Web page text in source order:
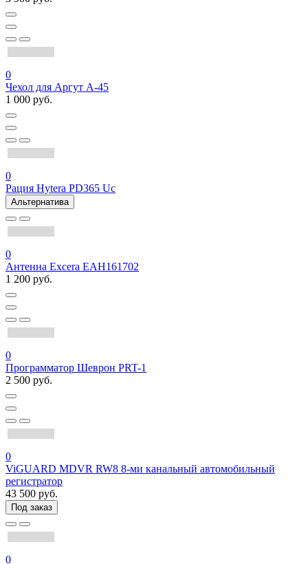
0
Чехол для Аргут А-45
1 000 руб.
0
Рация Hytera PD365 Uc
Альтернатива
0
Антенна Excera EAH161702
1 200 руб.
0
Программатор Шеврон PRT-1
2 500 руб.
0
ViGUARD MDVR RW8 8-ми канальный автомобильный
регистратор
43 500 руб.
Под заказ
0